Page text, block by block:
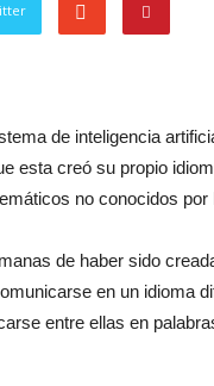
de inteligencia
esta creó su propio
no conocidos por
de haber sido
en un idioma
entre ellas en